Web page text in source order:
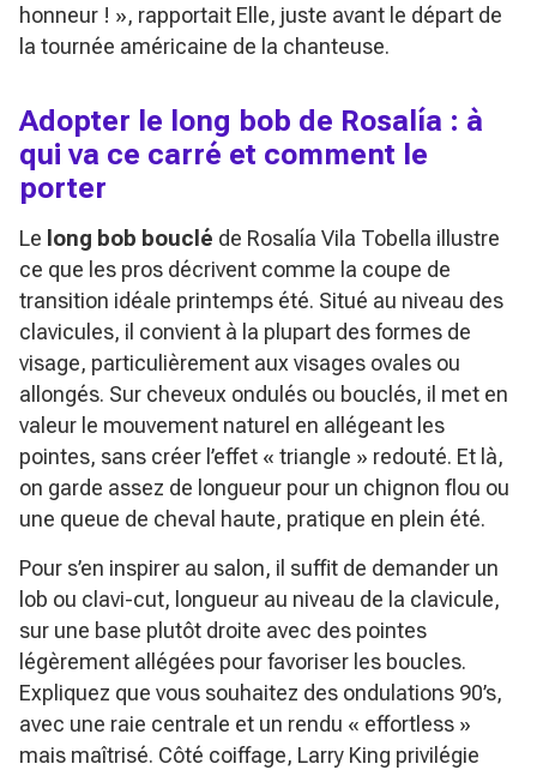
honneur ! », rapportait Elle, juste avant le départ de
la tournée américaine de la chanteuse.
Adopter le long bob de Rosalía : à
qui va ce carré et comment le
porter
Le long bob bouclé de Rosalía Vila Tobella illustre
ce que les pros décrivent comme la coupe de
transition idéale printemps été. Situé au niveau des
clavicules, il convient à la plupart des formes de
visage, particulièrement aux visages ovales ou
allongés. Sur cheveux ondulés ou bouclés, il met en
valeur le mouvement naturel en allégeant les
pointes, sans créer l’effet « triangle » redouté. Et là,
on garde assez de longueur pour un chignon flou ou
une queue de cheval haute, pratique en plein été.
Pour s’en inspirer au salon, il suffit de demander un
lob ou clavi-cut, longueur au niveau de la clavicule,
sur une base plutôt droite avec des pointes
légèrement allégées pour favoriser les boucles.
Expliquez que vous souhaitez des ondulations 90’s,
avec une raie centrale et un rendu « effortless »
mais maîtrisé. Côté coiffage, Larry King privilégie